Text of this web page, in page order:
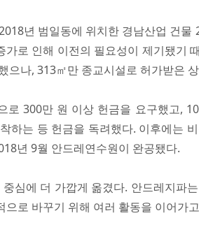
년 범일동에 위치한 경남산업 건물
로 인해 이전의 필요성이 제기됐기
으나, 313㎡만 종교시설로 허가받은
로 300만 원 이상 헌금을 요구했고,
하는 등 헌금을 독려했다. 이후에는
년 9월 안드레연수원이 완공됐다.
심에 더 가깝게 옮겼다. 안드레지파
로 바꾸기 위해 여러 활동을 이어가